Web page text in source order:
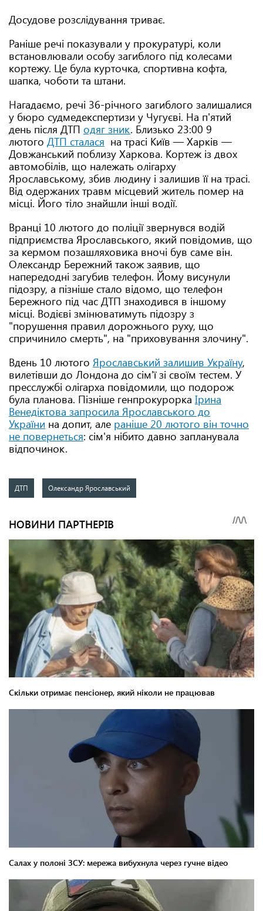
Досудове розслідування триває.
Раніше речі показували у прокуратурі, коли
встановлювали особу загиблого під колесами
кортежу. Це була курточка, спортивна кофта,
шапка, чоботи та штани.
Нагадаємо, речі 36-річного загиблого залишалися
у бюро судмедекспертизи у Чугуєві. На п'ятий
день після ДТП одяг зник. Близько 23:00 9
лютого ДТП сталася на трасі Київ — Харків —
Довжанський поблизу Харкова. Кортеж із двох
автомобілів, що належать олігарху
Ярославському, збив людину і залишив її на трасі.
Від одержаних травм місцевий житель помер на
місці. Його тіло знайшли інші водії.
Вранці 10 лютого до поліції звернувся водій
підприємства Ярославського, який повідомив, що
за кермом позашляховика вночі був саме він.
Олександр Бережний також заявив, що
напередодні загубив телефон. Йому висунули
підозру, а пізніше стало відомо, що телефон
Бережного під час ДТП знаходився в іншому
місці. Водієві змінюватимуть підозру з
"порушення правил дорожнього руху, що
спричинило смерть", на "приховування злочину".
Вдень 10 лютого Ярославський залишив Україну,
вилетівши до Лондона до сім'ї зі своїм тестем. У
пресслужбі олігарха повідомили, що подорож
була планова. Пізніше генпрокурорка Ірина
Венедіктова запросила Ярославського до
України на допит, але раніше 20 лютого він точно
не повернеться: сім'я нібито давно запланувала
відпочинок.
ДТП Олександр Ярославський